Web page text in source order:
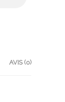
AVIS (0)